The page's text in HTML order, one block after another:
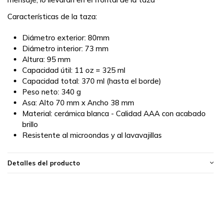
Características de la taza:
Diámetro exterior: 80mm
Diámetro interior: 73 mm
Altura: 95 mm
Capacidad útil: 11 oz = 325 ml
Capacidad total: 370 ml (hasta el borde)
Peso neto: 340 g
Asa: Alto 70 mm x Ancho 38 mm
Material: cerámica blanca - Calidad AAA con acabado
brillo
Resistente al microondas y al lavavajillas
Detalles del producto